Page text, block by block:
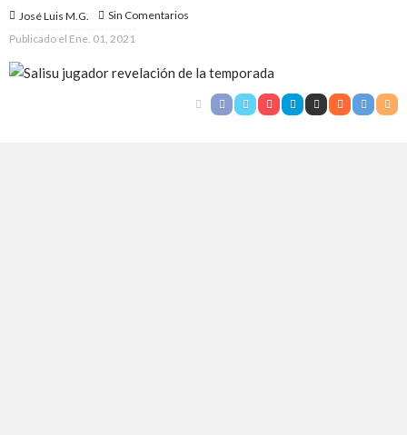
José Luis M.G.
Sin Comentarios
Publicado el Ene. 01, 2021